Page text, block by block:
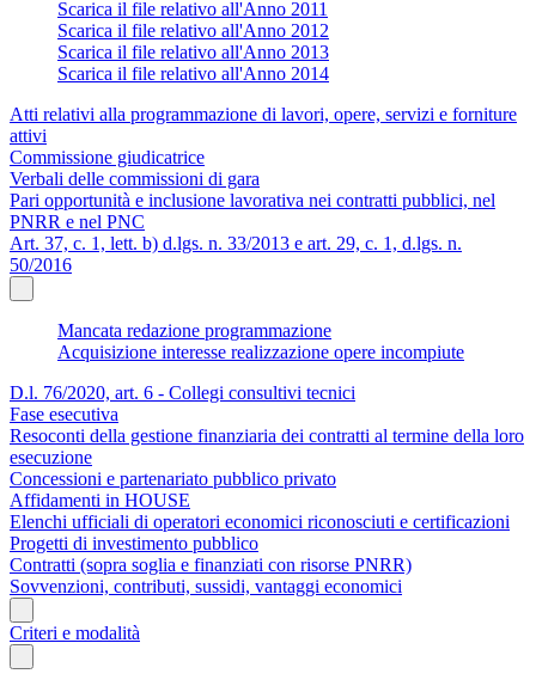
Scarica il file relativo all'Anno 2011
Scarica il file relativo all'Anno 2012
Scarica il file relativo all'Anno 2013
Scarica il file relativo all'Anno 2014
Atti relativi alla programmazione di lavori, opere, servizi e forniture
attivi
Commissione giudicatrice
Verbali delle commissioni di gara
Pari opportunità e inclusione lavorativa nei contratti pubblici, nel
PNRR e nel PNC
Art. 37, c. 1, lett. b) d.lgs. n. 33/2013 e art. 29, c. 1, d.lgs. n.
50/2016
Mancata redazione programmazione
Acquisizione interesse realizzazione opere incompiute
D.l. 76/2020, art. 6 - Collegi consultivi tecnici
Fase esecutiva
Resoconti della gestione finanziaria dei contratti al termine della loro
esecuzione
Concessioni e partenariato pubblico privato
Affidamenti in HOUSE
Elenchi ufficiali di operatori economici riconosciuti e certificazioni
Progetti di investimento pubblico
Contratti (sopra soglia e finanziati con risorse PNRR)
Sovvenzioni, contributi, sussidi, vantaggi economici
Criteri e modalità